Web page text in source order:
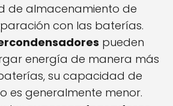
de almacenamiento de
con las baterías.
pueden
energía de manera más
su capacidad de
es generalmente menor.